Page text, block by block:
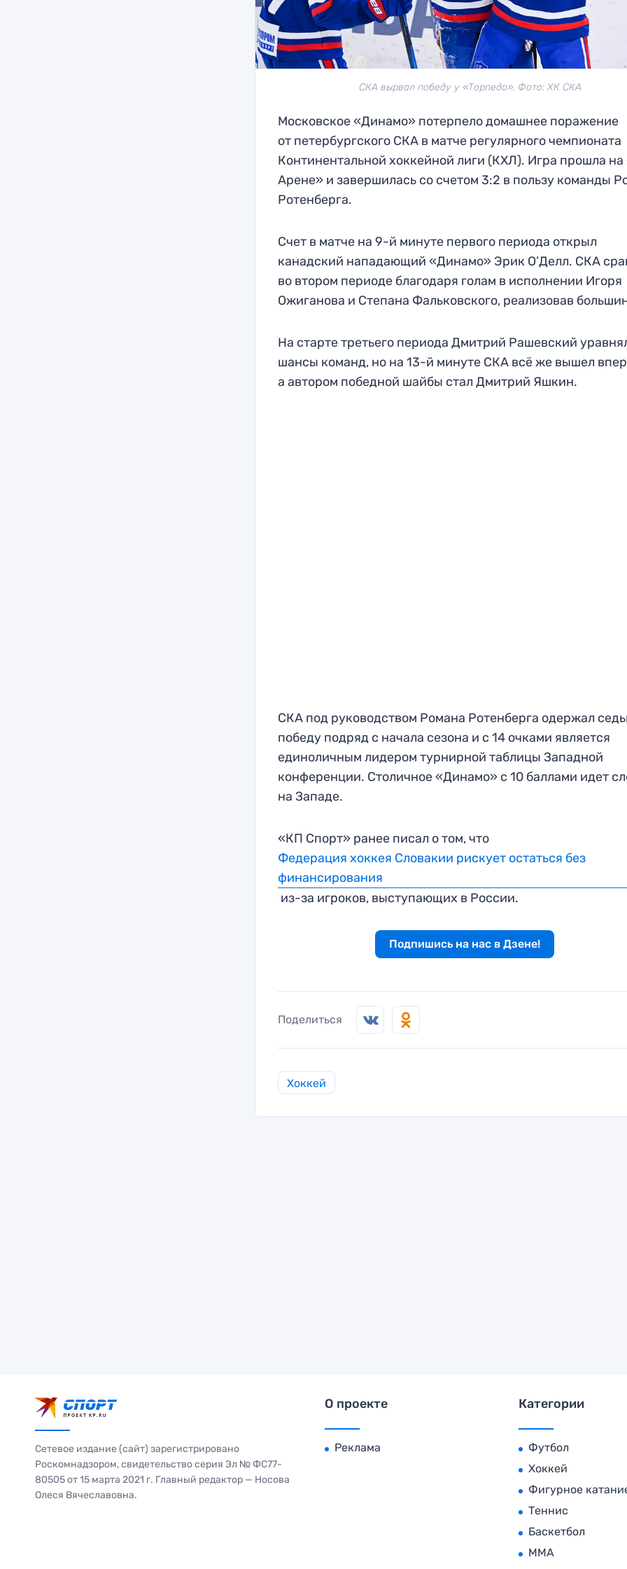
СКА вырвал победу у «Торпедо». Фото: ХК СКА
Московское «Динамо» потерпело домашнее поражение
от петербургского СКА в матче регулярного чемпионата
Континентальной хоккейной лиги (КХЛ). Игра прошла
Арене» и завершилась со счетом 3:2 в пользу команды
Ротенберга.
Счет в матче на 9-й минуте первого периода открыл
канадский нападающий «Динамо» Эрик О’Делл. СКА
во втором периоде благодаря голам в исполнении Игоря
Ожиганова и Степана Фальковского, реализовав
На старте третьего периода Дмитрий Рашевский
шансы команд, но на 13-й минуте СКА всё же вышел
а автором победной шайбы стал Дмитрий Яшкин.
СКА под руководством Романа Ротенберга одержал
победу подряд с начала сезона и с 14 очками является
единоличным лидером турнирной таблицы Западной
конференции. Столичное «Динамо» с 10 баллами идет
на Западе.
«КП Спорт» ранее писал о том, что
Федерация хоккея Словакии рискует остаться без
финансирования
из-за игроков, выступающих в России.
Подпишись на нас в Дзене!
Поделиться
Хоккей
Сетевое издание (сайт) зарегистрировано
Роскомнадзором, свидетельство серия Эл № ФС77-
80505 от 15 марта 2021 г. Главный редактор — Носова
Олеся Вячеславовна.
О проекте
Реклама
Категории
Футбол
Хоккей
Фигурное
Теннис
Баскетбол
MMA